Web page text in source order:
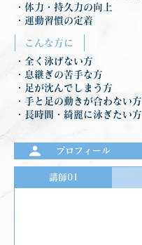
・体力・持久力の向上
・運動習慣の定着
こんな方に
・全く泳げない方
・息継ぎの苦手な方
・足が沈んでしまう方
・手と足の動きが合わない方
・長時間・綺麗に泳ぎたい方
プロフィール
講師01